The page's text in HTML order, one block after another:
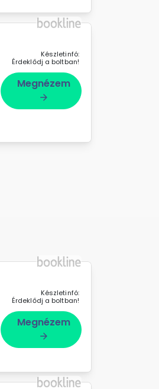
Készletinfó:
Érdeklődj a boltban!
Megnézem
arrow_forward
Készletinfó:
Érdeklődj a boltban!
Megnézem
arrow_forward